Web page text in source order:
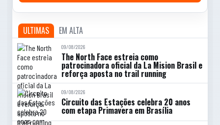
ULTIMAS EM ALTA
09/08/2026
The North Face estreia como
patrocinadora oficial da La Mision Brasil e
reforça aposta no trail running
09/08/2026
Circuito das Estações celebra 20 anos
com etapa Primavera em Brasília